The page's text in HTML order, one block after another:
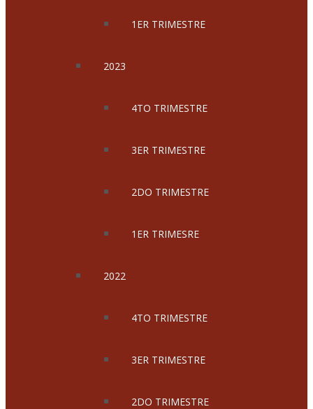
1ER TRIMESTRE
2023
4TO TRIMESTRE
3ER TRIMESTRE
2DO TRIMESTRE
1ER TRIMESRE
2022
4TO TRIMESTRE
3ER TRIMESTRE
2DO TRIMESTRE